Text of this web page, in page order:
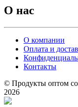
О нас
О компании
Оплата и
Контакты
© Продукты оптом
2026